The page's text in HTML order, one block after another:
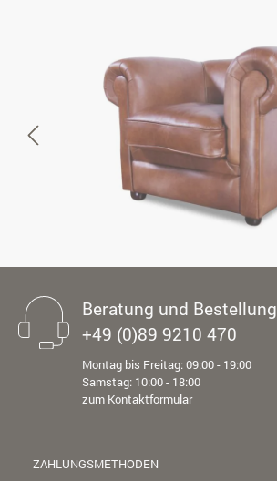
Beratung und Bestellung
+49 (0)89 9210 470
Montag bis Freitag: 09:00 - 19:00
Samstag: 10:00 - 18:00
zum Kontaktformular
ZAHLUNGSMETHODEN